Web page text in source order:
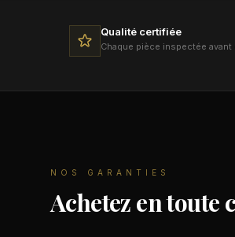
Qualité certifiée
Chaque pièce inspectée avant
NOS GARANTIES
Achetez en toute